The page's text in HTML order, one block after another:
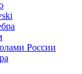
России